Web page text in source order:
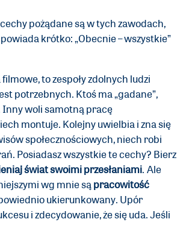
pożądane są w tych zawodach,
krótko: „Obecnie – wszystkie”
filmowe, to zespoły zdolnych ludzi
potrzebnych. Ktoś ma „gadane”,
woli samotną pracę
montuje. Kolejny uwielbia i zna się
społecznościowych, niech robi
Posiadasz wszystkie te cechy? Bierz
świat swoimi przesłaniami. Ale
wg mnie są pracowitość
ukierunkowany. Upór
i zdecydowanie, że się uda. Jeśli